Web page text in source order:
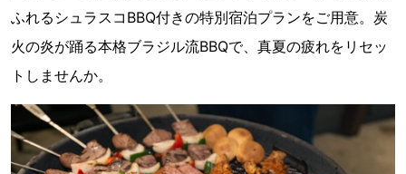
ふれるシュラスコBBQ付きの特別宿泊プランをご用意。炭
火の炎が踊る本格ブラジル流BBQで、真夏の疲れをリセッ
トしませんか。